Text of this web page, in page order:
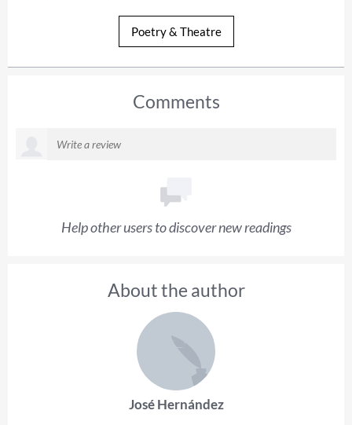
Poetry & Theatre
Comments
Help other users to discover new readings
About the author
José Hernández